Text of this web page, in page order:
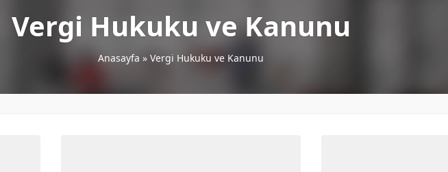
Vergi Hukuku ve Kanunu
Anasayfa » Vergi Hukuku ve Kanunu